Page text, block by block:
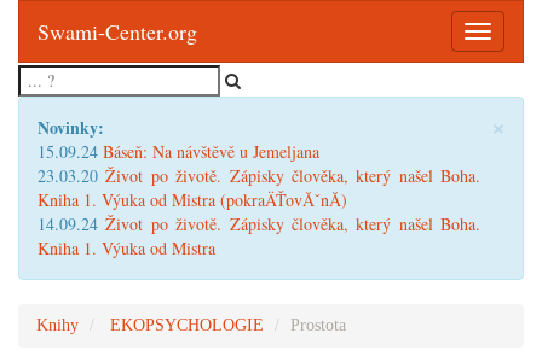
Toggle
Swami-Center.org
×
Novinky:
15.09.24 Báseň: Na návštěvě u Jemeljana
23.03.20Život po životě. Zápisky člověka, který našel Boha.
Kniha 1. Výuka od Mistra (pokraÄŤovĂˇnĂ­)
14.09.24Život po životě. Zápisky člověka, který našel Boha.
Kniha 1. Výuka od Mistra
Knihy EKOPSYCHOLOGIE Prostota